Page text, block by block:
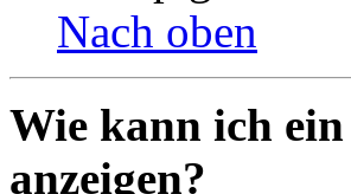
Nach oben
Wie kann ich
anzeigen?